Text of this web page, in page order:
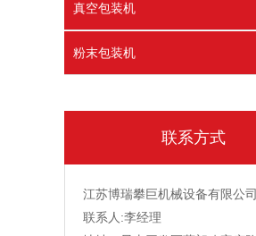
真空包装机
粉末包装机
联系方式
江苏博瑞攀巨机械设备有限公司
联系人:李经理